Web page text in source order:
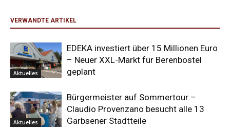
VERWANDTE ARTIKEL
Aktuelles
EDEKA investiert über 15 Millionen Euro
– Neuer XXL-Markt für Berenbostel
geplant
Aktuelles
Bürgermeister auf Sommertour –
Claudio Provenzano besucht alle 13
Garbsener Stadtteile